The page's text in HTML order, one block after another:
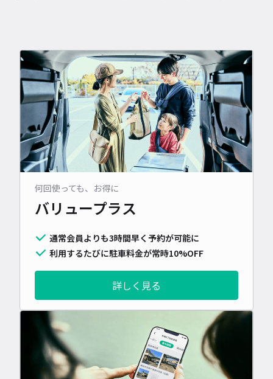
何回使っても、お得に
バリュープラス
通常会員よりも3時間早く予約が可能に
利用するたびに駐車料金が常時10%OFF
詳しく見る